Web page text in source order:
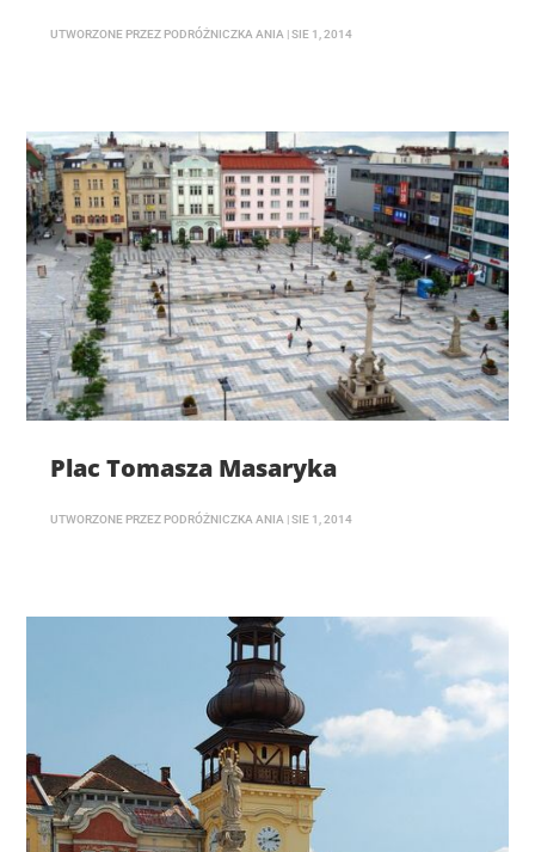
UTWORZONE PRZEZ PODRÓŻNICZKA ANIA |SIE 1, 2014
Plac Tomasza Masaryka
UTWORZONE PRZEZ PODRÓŻNICZKA ANIA |SIE 1, 2014